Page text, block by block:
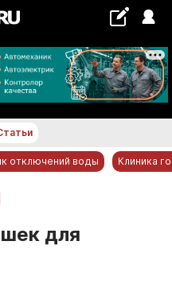
°С
отключений воды Клиника
для